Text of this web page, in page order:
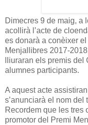
Dimecres 9 de maig, a
acollirà l’acte de
es donarà a conèixer
Menjallibres 2017-
lliuraran els premis
alumnes participants.
A aquest acte
s’anunciarà el nom del
Recordem que les tres
promotor del Premi